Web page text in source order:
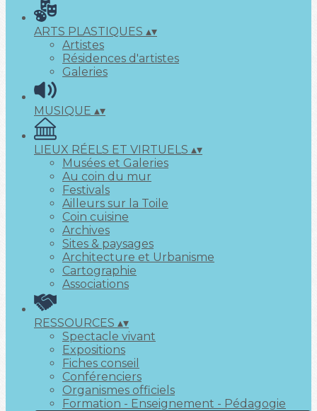
ARTS PLASTIQUES ▴▾
Artistes
Résidences d'artistes
Galeries
MUSIQUE ▴▾
LIEUX RÉELS ET VIRTUELS ▴▾
Musées et Galeries
Au coin du mur
Festivals
Ailleurs sur la Toile
Coin cuisine
Archives
Sites & paysages
Architecture et Urbanisme
Cartographie
Associations
RESSOURCES ▴▾
Spectacle vivant
Expositions
Fiches conseil
Conférenciers
Organismes officiels
Formation - Enseignement - Pédagogie